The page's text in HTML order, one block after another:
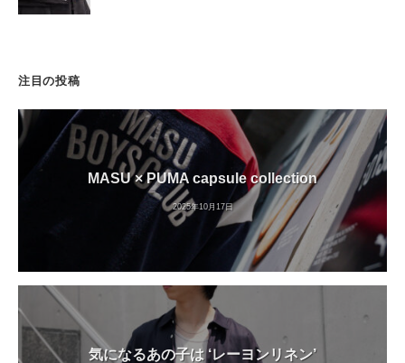
注目の投稿
MASU × PUMA capsule collection
2025年10月17日
気になるあの子は ‘レーヨンリネン’